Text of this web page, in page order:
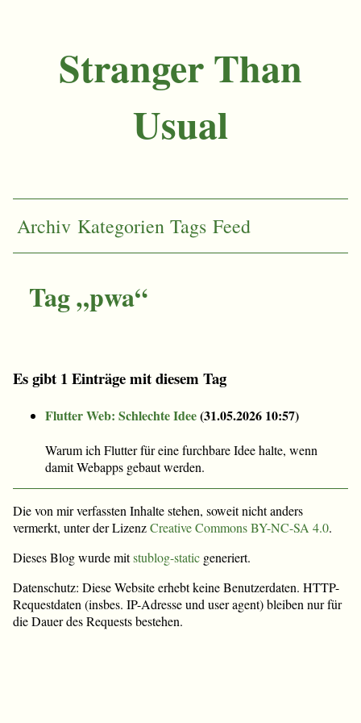
Stranger Than
Usual
Archiv Kategorien Tags Feed
Tag „pwa“
Es gibt 1 Einträge mit diesem Tag
Flutter Web: Schlechte Idee(31.05.2026 10:57)
Warum ich Flutter für eine furchbare Idee halte, wenn
damit Webapps gebaut werden.
Die von mir verfassten Inhalte stehen, soweit nicht anders
vermerkt, unter der LizenzCreative Commons BY-NC-SA 4.0.
Dieses Blog wurde mitstublog-static generiert.
Datenschutz: Diese Website erhebt keine Benutzerdaten. HTTP-
Requestdaten (insbes. IP-Adresse und user agent) bleiben nur für
die Dauer des Requests bestehen.